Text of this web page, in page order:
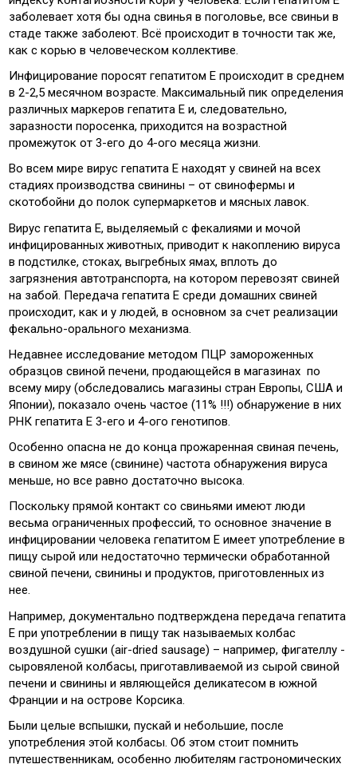
заболевает хотя бы одна свинья в поголовье, все свиньи в
стаде также заболеют. Всё происходит в точности так же,
как с корью в человеческом коллективе.
Инфицирование поросят гепатитом Е происходит в среднем
в 2-2,5 месячном возрасте. Максимальный пик определения
различных маркеров гепатита Е и, следовательно,
заразности поросенка, приходится на возрастной
промежуток от 3-его до 4-ого месяца жизни.
Во всем мире вирус гепатита Е находят у свиней на всех
стадиях производства свинины – от свинофермы и
скотобойни до полок супермаркетов и мясных лавок.
Вирус гепатита Е, выделяемый с фекалиями и мочой
инфицированных животных, приводит к накоплению вируса
в подстилке, стоках, выгребных ямах, вплоть до
загрязнения автотранспорта, на котором перевозят свиней
на забой. Передача гепатита Е среди домашних свиней
происходит, как и у людей, в основном за счет реализации
фекально-орального механизма.
Недавнее исследование методом ПЦР замороженных
образцов свиной печени, продающейся в магазинах по
всему миру (обследовались магазины стран Европы, США и
Японии), показало очень частое (11% !!!) обнаружение в них
РНК гепатита Е 3-его и 4-ого генотипов.
Особенно опасна не до конца прожаренная свиная печень,
в свином же мясе (свинине) частота обнаружения вируса
меньше, но все равно достаточно высока.
Поскольку прямой контакт со свиньями имеют люди
весьма ограниченных профессий, то основное значение в
инфицировании человека гепатитом Е имеет употребление в
пищу сырой или недостаточно термически обработанной
свиной печени, свинины и продуктов, приготовленных из
нее.
Например, документально подтверждена передача гепатита
Е при употреблении в пищу так называемых колбас
воздушной сушки (air-dried sausage) – например, фигателлу -
сыровяленой колбасы, приготавливаемой из сырой свиной
печени и свинины и являющейся деликатесом в южной
Франции и на острове Корсика.
Были целые вспышки, пускай и небольшие, после
употребления этой колбасы. Об этом стоит помнить
путешественникам, особенно любителям гастрономических